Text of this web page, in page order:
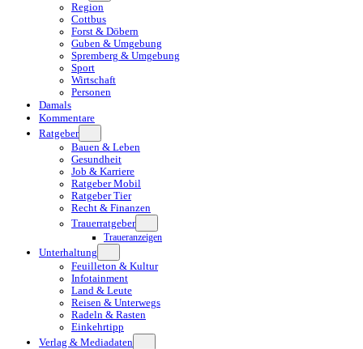
Region
Cottbus
Forst & Döbern
Guben & Umgebung
Spremberg & Umgebung
Sport
Wirtschaft
Personen
Damals
Kommentare
Ratgeber
Bauen & Leben
Gesundheit
Job & Karriere
Ratgeber Mobil
Ratgeber Tier
Recht & Finanzen
Trauerratgeber
Traueranzeigen
Unterhaltung
Feuilleton & Kultur
Infotainment
Land & Leute
Reisen & Unterwegs
Radeln & Rasten
Einkehrtipp
Verlag & Mediadaten